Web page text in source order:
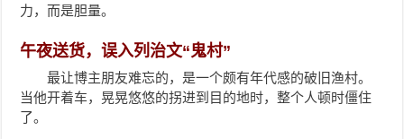
力，而是胆量。
午夜送货，误入列治文“鬼村”
最让博主朋友难忘的，是一个颇有年代感的破旧渔村。
当他开着车，晃晃悠悠的拐进到目的地时，整个人顿时僵住
了。